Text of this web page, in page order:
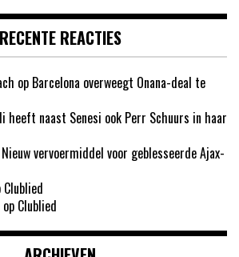
RECENTE REACTIES
op Barcelona overweegt Onana-deal te
heeft naast Senesi ook Perr Schuurs in haar
Nieuw vervoermiddel voor geblesseerde Ajax-
Clublied
op Clublied